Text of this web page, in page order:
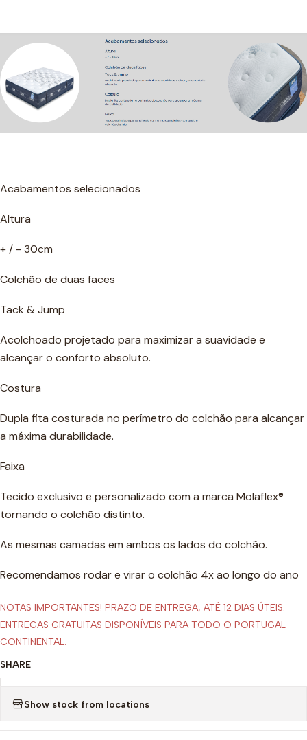
Acabamentos selecionados
Altura
+ / - 30cm
Colchão de duas faces
Tack & Jump
Acolchoado projetado para maximizar a suavidade e
alcançar o conforto absoluto.
Costura
Dupla fita costurada no perímetro do colchão para alcançar
a máxima durabilidade.
Faixa
Tecido exclusivo e personalizado com a marca Molaflex®
tornando o colchão distinto.
As mesmas camadas em ambos os lados do colchão.
Recomendamos rodar e virar o colchão 4x ao longo do ano
NOTAS IMPORTANTES! PRAZO DE ENTREGA, ATÉ 12 DIAS ÚTEIS.
ENTREGAS GRATUITAS DISPONÍVEIS PARA TODO O PORTUGAL
CONTINENTAL.
SHARE
|
Show stock from locations